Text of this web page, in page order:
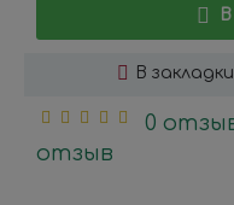
В закладки
0
отзыв